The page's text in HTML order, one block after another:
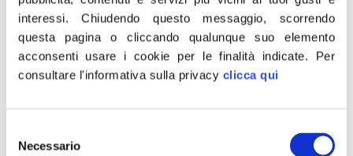
interessi.Chiudendo questo messaggio, scorrendo
questa pagina o cliccando qualunque suo elemento
acconsenti usare i cookie per le finalità indicate. Per
consultare l'informativa sulla privacy clicca qui
delNecessario
Draghi hanno scelto ufficialmente di allinearsi alla
posizione del Pd e del M5s: in piena pandemia l’Italia
butterà 5 miliardi di euro per la lotta al contante e la
lotteria degli scontrini invece di destinare quelle risorse
per salvare aziende in crisi e posti di lavoro a rischio. Di